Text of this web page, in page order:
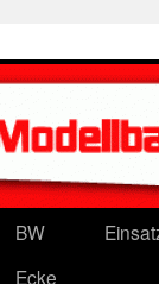
BW
Ecke